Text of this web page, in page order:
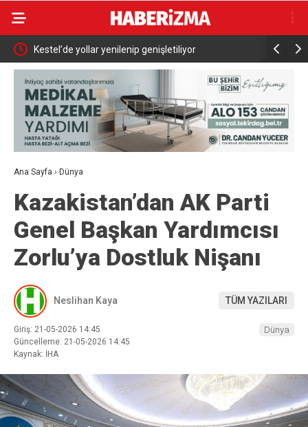
Kestel’de yollar yenilenip genişletiliyor
İçin
Ana Sayfa › Dünya
Kazakistan’dan AK Parti
Genel Başkan Yardımcısı
Zorlu’ya Dostluk Nişanı
Neslihan Kaya TÜM YAZILARI
Giriş: 21-05-2026 14:45
Güncelleme: 21-05-2026 14:45
Kaynak: İHA
Dünya